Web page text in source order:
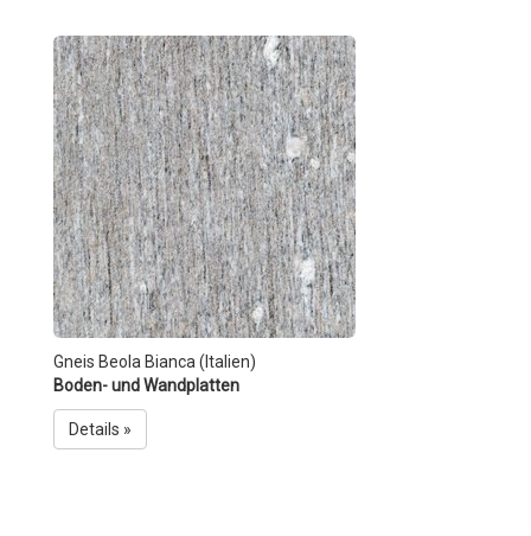
Gneis Beola Bianca (Italien)
Boden- und Wandplatten
Details »